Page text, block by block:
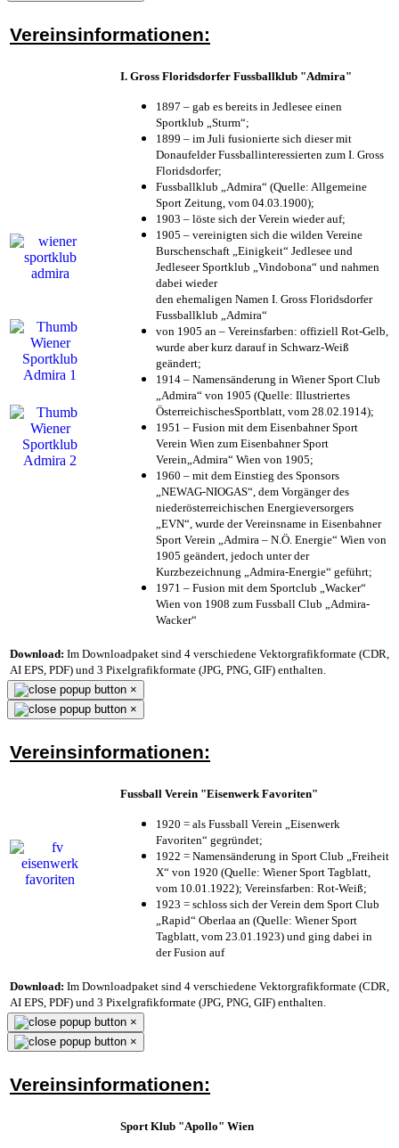
Vereinsinformationen:
I. Gross Floridsdorfer Fussballklub "Admira"
1897 – gab es bereits in Jedlesee einen
Sportklub „Sturm“;
1899 – im Juli fusionierte sich dieser mit
Donaufelder Fussballinteressierten zum I. Gross
Floridsdorfer;
Fussballklub „Admira“ (Quelle: Allgemeine
Sport Zeitung, vom 04.03.1900);
1903 – löste sich der Verein wieder auf;
1905 – vereinigten sich die wilden Vereine
Burschenschaft „Einigkeit“ Jedlesee und
Jedleseer Sportklub „Vindobona“ und nahmen
dabei wieder
den ehemaligen Namen I. Gross Floridsdorfer
Fussballklub „Admira“
von 1905 an – Vereinsfarben: offiziell Rot-Gelb,
wurde aber kurz darauf in Schwarz-Weiß
geändert;
1914 – Namensänderung in Wiener Sport Club
„Admira“ von 1905 (Quelle: Illustriertes
ÖsterreichischesSportblatt, vom 28.02.1914);
1951 – Fusion mit dem Eisenbahner Sport
Verein Wien zum Eisenbahner Sport
Verein„Admira“ Wien von 1905;
1960 – mit dem Einstieg des Sponsors
„NEWAG-NIOGAS“, dem Vorgänger des
niederösterreichischen Energieversorgers
„EVN“, wurde der Vereinsname in Eisenbahner
Sport Verein „Admira – N.Ö. Energie“ Wien von
1905 geändert, jedoch unter der
Kurzbezeichnung „Admira-Energie“ geführt;
1971 – Fusion mit dem Sportclub „Wacker“
Wien von 1908 zum Fussball Club „Admira-
Wacker“
Download: Im Downloadpaket sind 4 verschiedene Vektorgrafikformate (CDR,
AI EPS, PDF) und 3 Pixelgrafikformate (JPG, PNG, GIF) enthalten.
×
×
Vereinsinformationen:
Fussball Verein "Eisenwerk Favoriten"
1920 = als Fussball Verein „Eisenwerk
Favoriten“ gegründet;
1922 = Namensänderung in Sport Club „Freiheit
X“ von 1920 (Quelle: Wiener Sport Tagblatt,
vom 10.01.1922); Vereinsfarben: Rot-Weiß;
1923 = schloss sich der Verein dem Sport Club
„Rapid“ Oberlaa an (Quelle: Wiener Sport
Tagblatt, vom 23.01.1923) und ging dabei in
der Fusion auf
Download: Im Downloadpaket sind 4 verschiedene Vektorgrafikformate (CDR,
AI EPS, PDF) und 3 Pixelgrafikformate (JPG, PNG, GIF) enthalten.
×
×
Vereinsinformationen:
Sport Klub "Apollo" Wien